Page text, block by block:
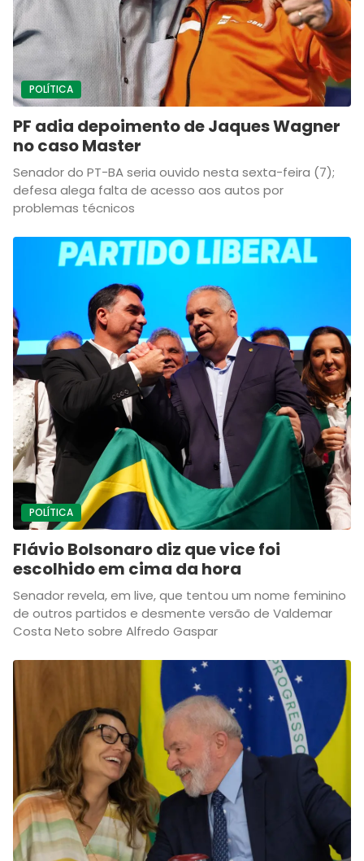
POLÍTICA
PF adia depoimento de Jaques Wagner
no caso Master
Senador do PT-BA seria ouvido nesta sexta-feira (7);
defesa alega falta de acesso aos autos por
problemas técnicos
POLÍTICA
Flávio Bolsonaro diz que vice foi
escolhido em cima da hora
Senador revela, em live, que tentou um nome feminino
de outros partidos e desmente versão de Valdemar
Costa Neto sobre Alfredo Gaspar